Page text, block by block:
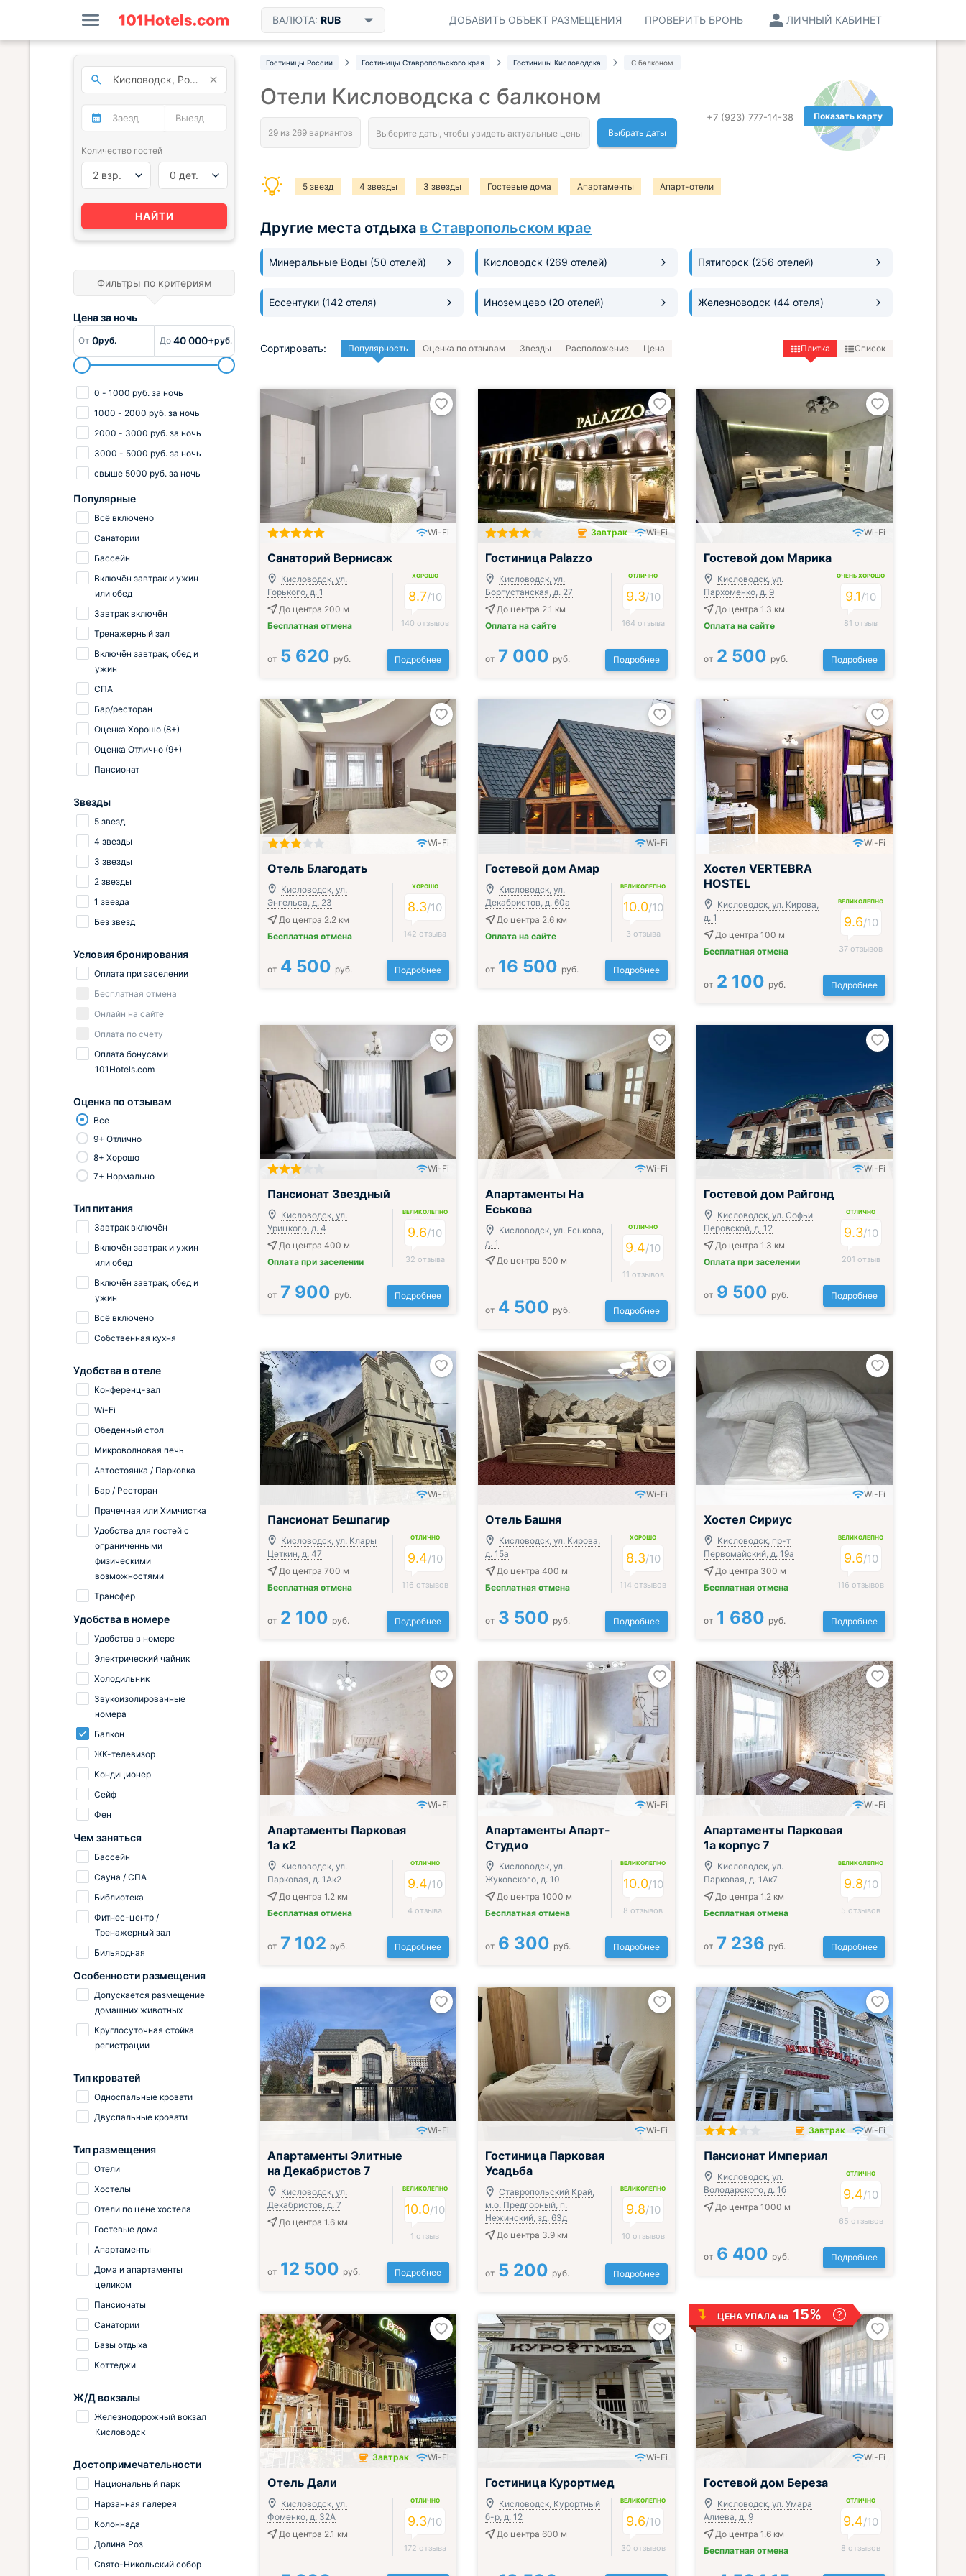
ВАЛЮТА: RUB ЛИЧНЫЙ КАБИНЕТ
ПРОВЕРИТЬ БРОНЬ
ДОБАВИТЬ ОБЪЕКТ РАЗМЕЩЕНИЯ
Гостиницы России Гостиницы Ставропольского края Гостиницы Кисловодска С балконом
Показать карту
+7 (923) 777-14-38
Отели Кисловодска с балконом
Выбрать даты
5 звезд 4 звезды 3 звезды Гостевые дома Апартаменты Апарт-отели
Другие места отдыха в Ставропольском крае
Минеральные Воды (50 отелей) Кисловодск (269 отелей) Пятигорск (256 отелей)
Ессентуки (142 отеля) Иноземцево (20 отелей) Железноводск (44 отеля)
Сортировать: Популярность Оценка по отзывам Звезды Расположение Цена Плитка Список
Включён завтрак, обед и ужин
Wi-Fi
Санаторий Вернисаж
Кисловодск, ул.
Горького, д. 1
До центра 200 м
Бесплатная отмена
ХОРОШО
8.7/10
140 отзывов
от 5 620 руб. Подробнее
Завтрак включён
Завтрак Wi-Fi
Гостиница Palazzo
Кисловодск, ул.
Боргустанская, д. 27
До центра 2.1 км
Оплата на сайте
ОТЛИЧНО
9.3/10
164 отзыва
от 7 000 руб. Подробнее
Wi-Fi
Гостевой дом Марика
Кисловодск, ул.
Пархоменко, д. 9
До центра 1.3 км
Оплата на сайте
ОЧЕНЬ ХОРОШО
9.1/10
81 отзыв
от 2 500 руб. Подробнее
Wi-Fi
Отель Благодать
Кисловодск, ул.
Энгельса, д. 23
До центра 2.2 км
Бесплатная отмена
ХОРОШО
8.3/10
142 отзыва
от 4 500 руб. Подробнее
Wi-Fi
Гостевой дом Амар
Кисловодск, ул.
Декабристов, д. 60а
До центра 2.6 км
Оплата на сайте
ВЕЛИКОЛЕПНО
10.0/10
3 отзыва
от 16 500 руб. Подробнее
Wi-Fi
Хостел VERTEBRA
HOSTEL
Кисловодск, ул. Кирова,
д. 1
До центра 100 м
Бесплатная отмена
ВЕЛИКОЛЕПНО
9.6/10
37 отзывов
от 2 100 руб. Подробнее
Включён завтрак, обед и ужин
Wi-Fi
Пансионат Звездный
Кисловодск, ул.
Урицкого, д. 4
До центра 400 м
Оплата при заселении
ВЕЛИКОЛЕПНО
9.6/10
32 отзыва
от 7 900 руб. Подробнее
Wi-Fi
Апартаменты На
Еськова
Кисловодск, ул. Еськова,
д. 1
До центра 500 м
ОТЛИЧНО
9.4/10
11 отзывов
от 4 500 руб. Подробнее
Включён завтрак и ужин или обед
Wi-Fi
Гостевой дом Райгонд
Кисловодск, ул. Софьи
Перовской, д. 12
До центра 1.3 км
Оплата при заселении
ОТЛИЧНО
9.3/10
201 отзыв
от 9 500 руб. Подробнее
Wi-Fi
Пансионат Бешпагир
Кисловодск, ул. Клары
Цеткин, д. 47
До центра 700 м
Бесплатная отмена
ОТЛИЧНО
9.4/10
116 отзывов
от 2 100 руб. Подробнее
Wi-Fi
Отель Башня
Кисловодск, ул. Кирова,
д. 15а
До центра 400 м
Бесплатная отмена
ХОРОШО
8.3/10
114 отзывов
от 3 500 руб. Подробнее
Wi-Fi
Хостел Сириус
Кисловодск, пр-т
Первомайский, д. 19а
До центра 300 м
Бесплатная отмена
ВЕЛИКОЛЕПНО
9.6/10
116 отзывов
от 1 680 руб. Подробнее
Wi-Fi
Апартаменты Парковая
1а к2
Кисловодск, ул.
Парковая, д. 1Ак2
До центра 1.2 км
Бесплатная отмена
ОТЛИЧНО
9.4/10
4 отзыва
от 7 102 руб. Подробнее
Wi-Fi
Апартаменты Апарт-
Студио
Кисловодск, ул.
Жуковского, д. 10
До центра 1000 м
Бесплатная отмена
ВЕЛИКОЛЕПНО
10.0/10
8 отзывов
от 6 300 руб. Подробнее
Wi-Fi
Апартаменты Парковая
1а корпус 7
Кисловодск, ул.
Парковая, д. 1Ак7
До центра 1.2 км
Бесплатная отмена
ВЕЛИКОЛЕПНО
9.8/10
5 отзывов
от 7 236 руб. Подробнее
Wi-Fi
Апартаменты Элитные
на Декабристов 7
Кисловодск, ул.
Декабристов, д. 7
До центра 1.6 км
ВЕЛИКОЛЕПНО
10.0/10
1 отзыв
от 12 500 руб. Подробнее
Wi-Fi
Гостиница Парковая
Усадьба
Ставропольский Край,
м.о. Предгорный, п.
Нежинский, зд. 63д
До центра 3.9 км
ВЕЛИКОЛЕПНО
9.8/10
10 отзывов
от 5 200 руб. Подробнее
Завтрак включён
Завтрак Wi-Fi
Пансионат Империал
Кисловодск, ул.
Володарского, д. 1б
До центра 1000 м
ОТЛИЧНО
9.4/10
65 отзывов
от 6 400 руб. Подробнее
Завтрак включён
Завтрак Wi-Fi
Отель Дали
Кисловодск, ул.
Фоменко, д. 32А
До центра 2.1 км
ОТЛИЧНО
9.3/10
172 отзыва
Wi-Fi
Гостиница Курортмед
Кисловодск, Курортный
б-р, д. 12
До центра 600 м
ВЕЛИКОЛЕПНО
9.6/10
30 отзывов
ЦЕНА УПАЛА на 15%
Wi-Fi
Гостевой дом Береза
Кисловодск, ул. Умара
Алиева, д. 9
До центра 1.6 км
Бесплатная отмена
ОТЛИЧНО
9.4/10
8 отзывов
Количество гостей
2 взр. 0 дет.
НАЙТИ
Фильтры по критериям
Цена заночь
От 0руб. До 40 000+руб.
0 - 1000 руб. за ночь
1000 - 2000 руб. за ночь
2000 - 3000 руб. за ночь
3000 - 5000 руб. за ночь
свыше 5000 руб. за ночь
Популярные
Всё включено
Санатории
Бассейн
Включён завтрак и ужин
или обед
Завтрак включён
Тренажерный зал
Включён завтрак, обед и
ужин
СПА
Бар/ресторан
Оценка Хорошо (8+)
Оценка Отлично (9+)
Пансионат
Звезды
5 звезд
4 звезды
3 звезды
2 звезды
1 звезда
Без звезд
Условия бронирования
Оплата при заселении
Бесплатная отмена
Онлайн на сайте
Оплата по счету
Оплата бонусами
101Hotels.com
Оценка по отзывам
Все
9+ Отлично
8+ Хорошо
7+ Нормально
Тип питания
Завтрак включён
Включён завтрак и ужин
или обед
Включён завтрак, обед и
ужин
Всё включено
Собственная кухня
Удобства в отеле
Конференц-зал
Wi-Fi
Обеденный стол
Микроволновая печь
Автостоянка / Парковка
Бар / Ресторан
Прачечная или Химчистка
Удобства для гостей с
ограниченными
физическими
возможностями
Трансфер
Удобства в номере
Удобства в номере
Электрический чайник
Холодильник
Звукоизолированные
номера
Балкон
ЖК-телевизор
Кондиционер
Сейф
Фен
Чем заняться
Бассейн
Сауна / СПА
Библиотека
Фитнес-центр /
Тренажерный зал
Бильярдная
Особенности размещения
Допускается размещение
домашних животных
Круглосуточная стойка
регистрации
Тип кроватей
Односпальные кровати
Двуспальные кровати
Тип размещения
Отели
Хостелы
Отели по цене хостела
Гостевые дома
Апартаменты
Дома и апартаменты
целиком
Пансионаты
Санатории
Базы отдыха
Коттеджи
Ж/Д вокзалы
Железнодорожный вокзал
Кисловодск
Достопримечательности
Национальный парк
Нарзанная галерея
Колоннада
Долина Роз
Свято-Никольский собор